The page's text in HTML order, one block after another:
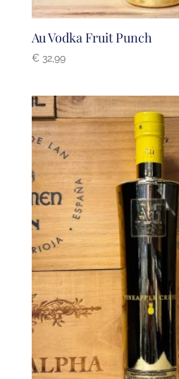
Au Vodka Fruit Punch
€32,99